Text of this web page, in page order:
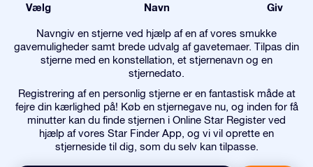
Vælg Navn Giv
Navngiv en stjerne ved hjælp af en af vores smukke
gavemuligheder samt brede udvalg af gavetemaer. Tilpas din
stjerne med en konstellation, et stjernenavn og en
stjernedato.
Registrering af en personlig stjerne er en fantastisk måde at
fejre din kærlighed på! Køb en stjernegave nu, og inden for få
minutter kan du finde stjernen i Online Star Register ved
hjælp af vores Star Finder App, og vi vil oprette en
stjerneside til dig, som du selv kan tilpasse.